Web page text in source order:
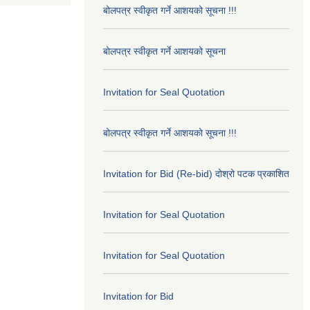
बोलपत्र स्वीकृत गर्ने आशयको सूचना !!!
बोलपत्र स्वीकृत गर्ने आशयको सूचना
Invitation for Seal Quotation
बोलपत्र स्वीकृत गर्ने आशयको सूचना !!!
Invitation for Bid (Re-bid) दोश्रो पटक प्रकाशित
Invitation for Seal Quotation
Invitation for Seal Quotation
Invitation for Bid